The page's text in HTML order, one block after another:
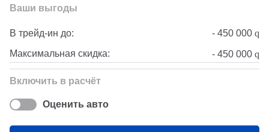
Ваши выгоды
В трейд-ин до: - 450 000 q
Максимальная скидка: - 450 000 q
Включить в расчёт
Оценить авто